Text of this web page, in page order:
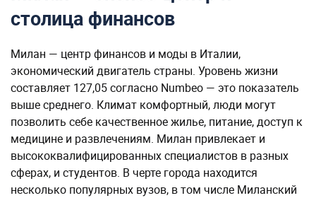
столица финансов
Милан — центр финансов и моды в Италии,
экономический двигатель страны. Уровень жизни
составляет 127,05 согласно Numbeo — это показатель
выше среднего. Климат комфортный, люди могут
позволить себе качественное жилье, питание, доступ к
медицине и развлечениям. Милан привлекает и
высококвалифицированных специалистов в разных
сферах, и студентов. В черте города находится
несколько популярных вузов, в том числе Миланский